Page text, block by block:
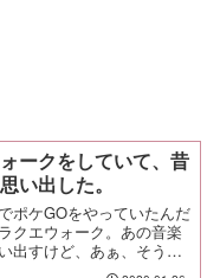
ークをしていて、昔
い出した。
ポケGOをやっていたんだ
クエウォーク。あの音楽
出すけど、あぁ、そう言
したことがある。